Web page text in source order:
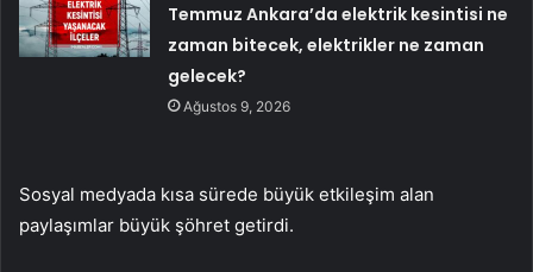
Temmuz Ankara’da elektrik kesintisi ne
zaman bitecek, elektrikler ne zaman
gelecek?
Ağustos 9, 2026
Sosyal medyada kısa sürede büyük etkileşim alan
paylaşımlar büyük şöhret getirdi.